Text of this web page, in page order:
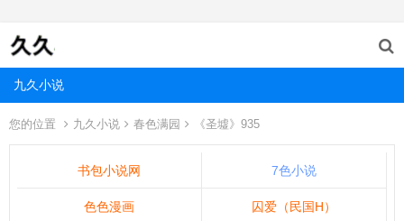
九久小说
您的位置 九久小说 春色满园 《圣墟》935
书包小说网 7色小说
色色漫画 囚爱（民国H）